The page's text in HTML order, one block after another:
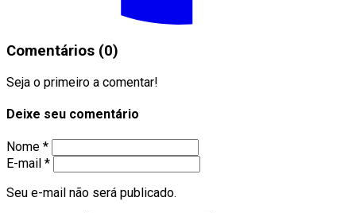
Comentários (0)
Seja o primeiro a comentar!
Deixe seu comentário
Nome *
E-mail *
Seu e-mail não será publicado.